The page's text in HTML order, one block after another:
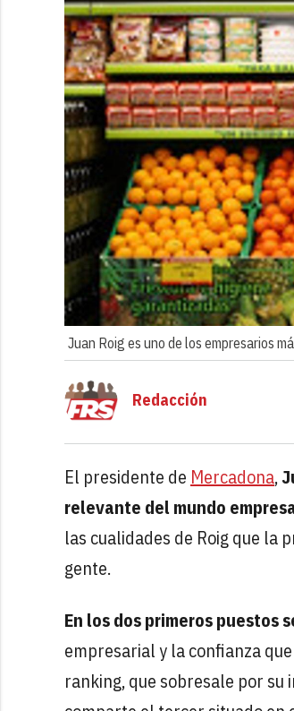
Juan Roig es uno de los empresarios
Redacción
El presidente de Mercadona,
relevante del mundo
las cualidades de Roig que la
gente.
En los dos primeros puestos
empresarial y la confianza
ranking, que sobresale por